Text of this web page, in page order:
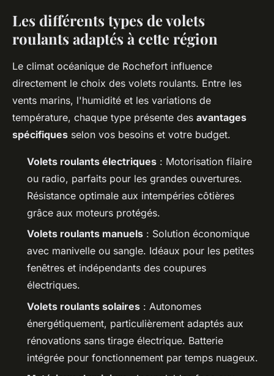
Les différents types de volets
roulants adaptés à cette région
Le climat océanique de Rochefort influence
directement le choix des volets roulants. Entre les
vents marins, l'humidité et les variations de
température, chaque type présente des avantages
spécifiques selon vos besoins et votre budget.
Volets roulants électriques : Motorisation filaire
ou radio, parfaits pour les grandes ouvertures.
Résistance optimale aux intempéries côtières
grâce aux moteurs protégés.
Volets roulants manuels : Solution économique
avec manivelle ou sangle. Idéaux pour les petites
fenêtres et indépendants des coupures
électriques.
Volets roulants solaires : Autonomes
énergétiquement, particulièrement adaptés aux
rénovations sans tirage électrique. Batterie
intégrée pour fonctionnement par temps nuageux.